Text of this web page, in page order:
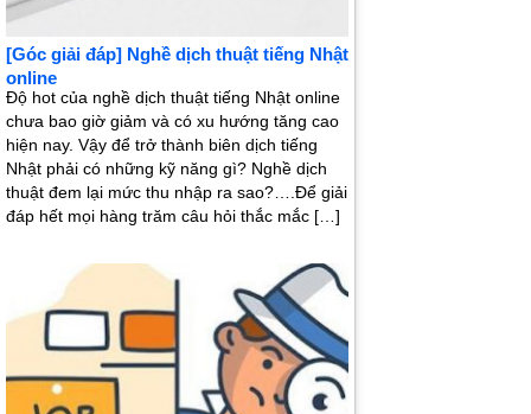
[Góc giải đáp] Nghề dịch thuật tiếng Nhật
online
Độ hot của nghề dịch thuật tiếng Nhật online
chưa bao giờ giảm và có xu hướng tăng cao
hiện nay. Vậy để trở thành biên dịch tiếng
Nhật phải có những kỹ năng gì? Nghề dịch
thuật đem lại mức thu nhập ra sao?….Để giải
đáp hết mọi hàng trăm câu hỏi thắc mắc […]